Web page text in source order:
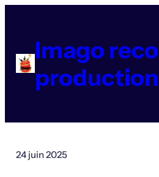
contenuImago
production
24 juin 2025